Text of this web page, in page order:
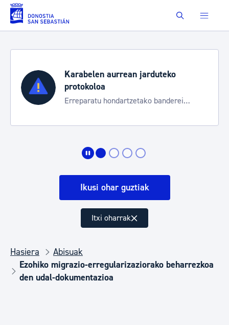
Eduki nagusira joan Buscar
Karabelen aurrean jarduteko
protokoloa
Erreparatu hondartzetako banderei
Ikusi ohar guztiak
Itxi oharrak
Hasiera
Abisuak
Ezohiko migrazio-erregularizaziorako beharrezkoa
den udal-dokumentazioa